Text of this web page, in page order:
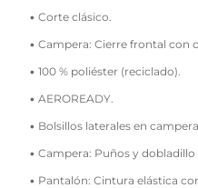
• Corte clásico.
• Campera: Cierre frontal con
• 100 % poliéster (reciclado).
• AEROREADY.
• Bolsillos laterales en
• Campera: Puños y dobladillo
• Pantalón: Cintura elástica